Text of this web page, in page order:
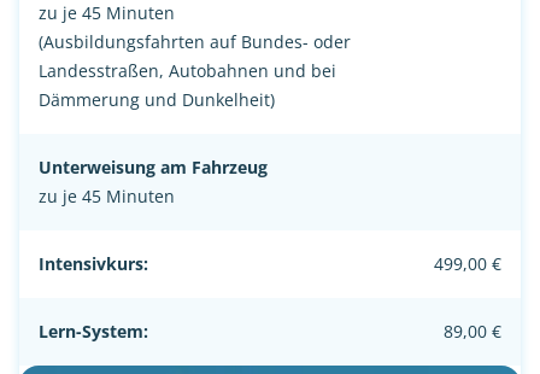
zu je 45 Minuten
(Ausbildungsfahrten auf Bundes- oder
Landesstraßen, Autobahnen und bei
Dämmerung und Dunkelheit)
Unterweisung am Fahrzeug
zu je 45 Minuten
Intensivkurs: 499,00 €
Lern-System: 89,00 €